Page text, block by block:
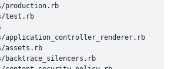
production.rb
test.rb